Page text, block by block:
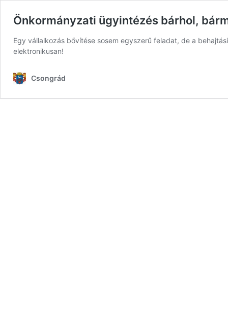
Önkormányzati ügyintézés bárhol,
Egy vállalkozás bővítése sosem egyszerű feladat, de a
elektronikusan!
Csongrád